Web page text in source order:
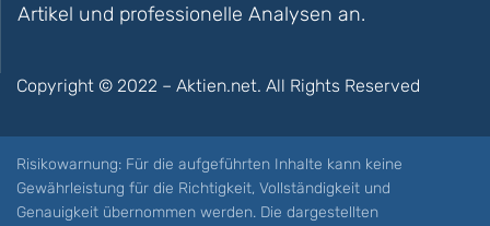
Artikel und professionelle Analysen an.
Copyright © 2022 – Aktien.net. All Rights Reserved
Risikowarnung: Für die aufgeführten Inhalte kann keine
Gewährleistung für die Richtigkeit, Vollständigkeit und
Genauigkeit übernommen werden. Die dargestellten